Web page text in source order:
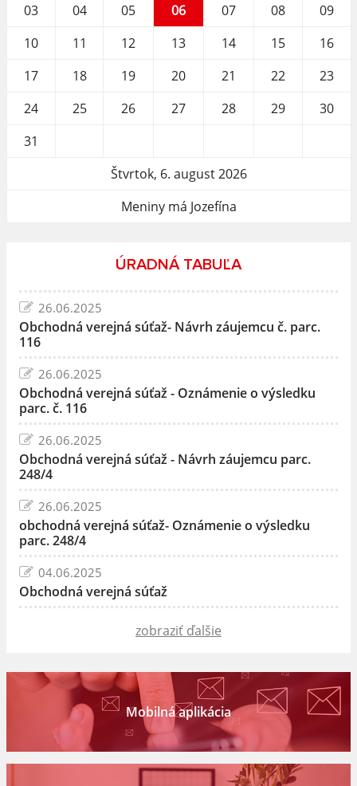
03
04 05 06 07 08
09
10
11 12 13 14 15
16
17
18 19 20 21 22
23
24
25 26 27 28 29
30
31
Štvrtok, 6. august 2026
Meniny má Jozefína
ÚRADNÁ TABUĽA
26.06.2025
Obchodná verejná súťaž- Návrh záujemcu č. parc.
116
26.06.2025
Obchodná verejná súťaž - Oznámenie o výsledku
parc. č. 116
26.06.2025
Obchodná verejná súťaž - Návrh záujemcu parc.
248/4
26.06.2025
obchodná verejná súťaž- Oznámenie o výsledku
parc. 248/4
04.06.2025
Obchodná verejná súťaž
zobraziť ďalšie
Mobilná aplikácia